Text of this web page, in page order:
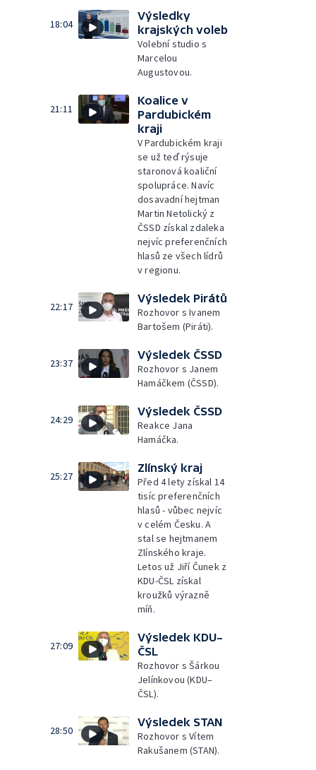
18:04
Výsledky
krajských voleb
Volební studio s
Marcelou
Augustovou.
21:11
Koalice v
Pardubickém
kraji
V Pardubickém kraji
se už teď rýsuje
staronová koaliční
spolupráce. Navíc
dosavadní hejtman
Martin Netolický z
ČSSD získal zdaleka
nejvíc preferenčních
hlasů ze všech lídrů
v regionu.
22:17
Výsledek Pirátů
Rozhovor s Ivanem
Bartošem (Piráti).
23:37
Výsledek ČSSD
Rozhovor s Janem
Hamáčkem (ČSSD).
24:29
Výsledek ČSSD
Reakce Jana
Hamáčka.
25:27
Zlínský kraj
Před 4 lety získal 14
tisíc preferenčních
hlasů - vůbec nejvíc
v celém Česku. A
stal se hejtmanem
Zlínského kraje.
Letos už Jiří Čunek z
KDU-ČSL získal
kroužků výrazně
míň.
27:09
Výsledek KDU–
ČSL
Rozhovor s Šárkou
Jelínkovou (KDU–
ČSL).
28:50
Výsledek STAN
Rozhovor s Vítem
Rakušanem (STAN).